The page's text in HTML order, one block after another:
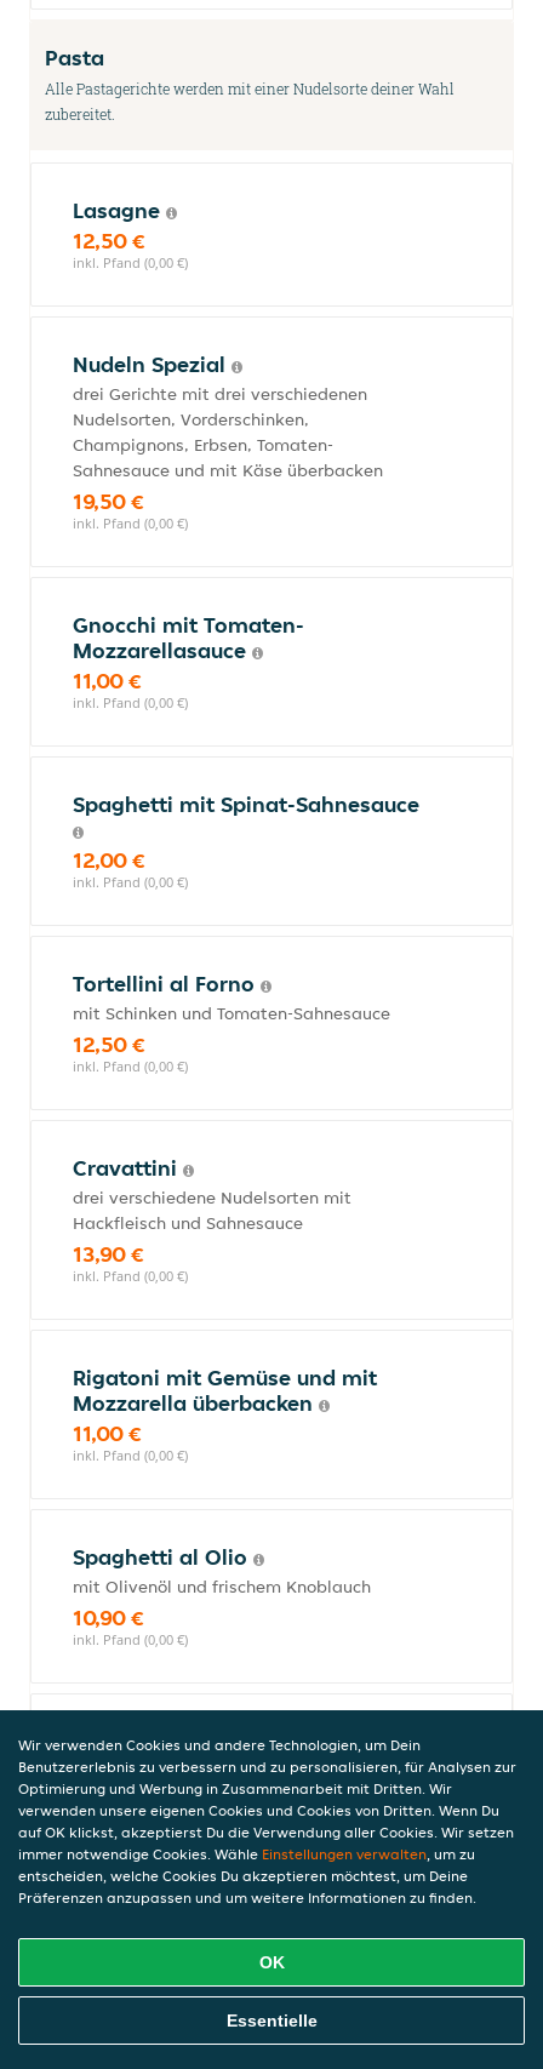
Pasta
Alle Pastagerichte werden mit einer Nudelsorte deiner Wahl
zubereitet.
Lasagne
12,50 €
inkl. Pfand (0,00 €)
Nudeln Spezial
drei Gerichte mit drei verschiedenen
Nudelsorten, Vorderschinken,
Champignons, Erbsen, Tomaten-
Sahnesauce und mit Käse überbacken
19,50 €
inkl. Pfand (0,00 €)
Gnocchi mit Tomaten-
Mozzarellasauce
11,00 €
inkl. Pfand (0,00 €)
Spaghetti mit Spinat-Sahnesauce
12,00 €
inkl. Pfand (0,00 €)
Tortellini al Forno
mit Schinken und Tomaten-Sahnesauce
12,50 €
inkl. Pfand (0,00 €)
Cravattini
drei verschiedene Nudelsorten mit
Hackfleisch und Sahnesauce
13,90 €
inkl. Pfand (0,00 €)
Rigatoni mit Gemüse und mit
Mozzarella überbacken
11,00 €
inkl. Pfand (0,00 €)
Spaghetti al Olio
mit Olivenöl und frischem Knoblauch
10,90 €
inkl. Pfand (0,00 €)
Rigatoni al Forno mit Hackfleisch
und Sahnesauce
10,90 €
inkl. Pfand (0,00 €)
Tomaten und mit Mozzarella
11,90 €
Online Essen Bestellen
Wir verwenden Cookies und andere Technologien, um Dein
Benutzererlebnis zu verbessern und zu personalisieren, für Analysen zur
Optimierung und Werbung in Zusammenarbeit mit Dritten. Wir
verwenden unsere eigenen Cookies und Cookies von Dritten. Wenn Du
auf OK klickst, akzeptierst Du die Verwendung aller Cookies. Wir setzen
immer notwendige Cookies. Wähle Einstellungen verwalten, um zu
entscheiden, welche Cookies Du akzeptieren möchtest, um Deine
Präferenzen anzupassen und um weitere Informationen zu finden.
OK
Essentielle